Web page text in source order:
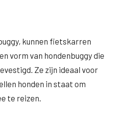
kunnen fietskarren
vorm van hondenbuggy die
Ze zijn ideaal voor
honden in staat om
te reizen.